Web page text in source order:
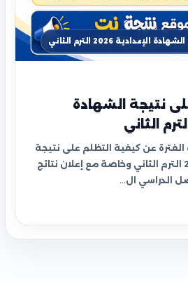
2026 الترم الثاني
نتيجة الشهادة
عن كيفية التظلم على نتيجة
الشهادة الإعدادية 2026 الترم الثاني وخاصة مع إعلان نتائج
الدراسي ال…